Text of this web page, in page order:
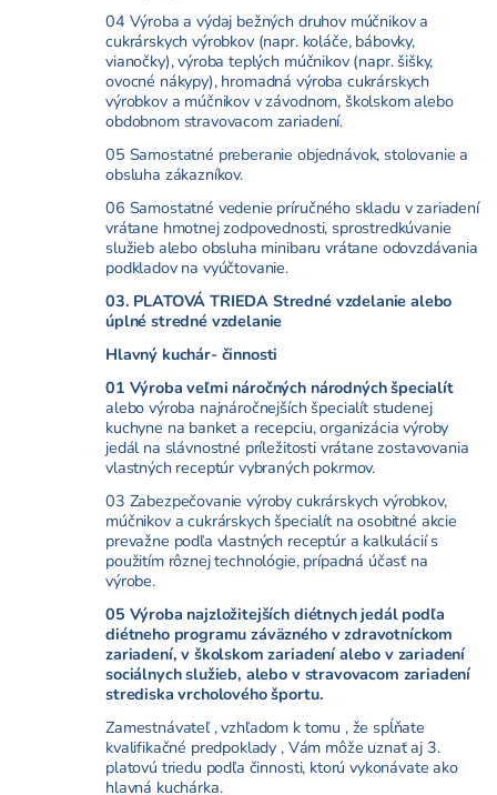
04 Výroba a výdaj bežných druhov múčnikov a
cukrárskych výrobkov (napr. koláče, bábovky,
vianočky), výroba teplých múčnikov (napr. šišky,
ovocné nákypy), hromadná výroba cukrárskych
výrobkov a múčnikov v závodnom, školskom alebo
obdobnom stravovacom zariadení.
05 Samostatné preberanie objednávok, stolovanie a
obsluha zákazníkov.
06 Samostatné vedenie príručného skladu v zariadení
vrátane hmotnej zodpovednosti, sprostredkúvanie
služieb alebo obsluha minibaru vrátane odovzdávania
podkladov na vyúčtovanie.
03. PLATOVÁ TRIEDA Stredné vzdelanie alebo
úplné stredné vzdelanie
Hlavný kuchár- činnosti
01 Výroba veľmi náročných národných špecialít
alebo výroba najnáročnejších špecialít studenej
kuchyne na banket a recepciu, organizácia výroby
jedál na slávnostné príležitosti vrátane zostavovania
vlastných receptúr vybraných pokrmov.
03 Zabezpečovanie výroby cukrárskych výrobkov,
múčnikov a cukrárskych špecialít na osobitné akcie
prevažne podľa vlastných receptúr a kalkulácií s
použitím rôznej technológie, prípadná účasť na
výrobe.
05 Výroba najzložitejších diétnych jedál podľa
diétneho programu záväzného v zdravotníckom
zariadení, v školskom zariadení alebo v zariadení
sociálnych služieb, alebo v stravovacom zariadení
strediska vrcholového športu.
Zamestnávateľ , vzhľadom k tomu , že spĺňate
kvalifikačné predpoklady , Vám môže uznať aj 3.
platovú triedu podľa činnosti, ktorú vykonávate ako
hlavná kuchárka.